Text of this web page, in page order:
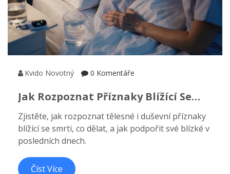
Kvido Novotný 0 Komentáře
Jak Rozpoznat Příznaky Blížící Se
Zjistěte, jak rozpoznat tělesné i duševní příznaky
blížící se smrti, co dělat, a jak podpořit své blízké v
posledních dnech.
Číst Více